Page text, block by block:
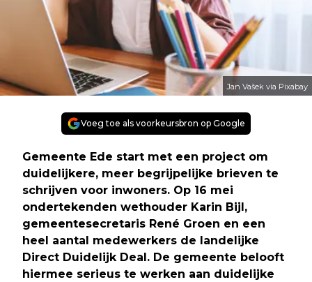
Jan Vašek via Pixabay
Voeg toe als voorkeursbron op Google
Gemeente Ede start met een project om
duidelijkere, meer begrijpelijke brieven te
schrijven voor inwoners. Op 16 mei
ondertekenden wethouder Karin Bijl,
gemeentesecretaris René Groen en een
heel aantal medewerkers de landelijke
Direct Duidelijk Deal. De gemeente belooft
hiermee serieus te werken aan duidelijke